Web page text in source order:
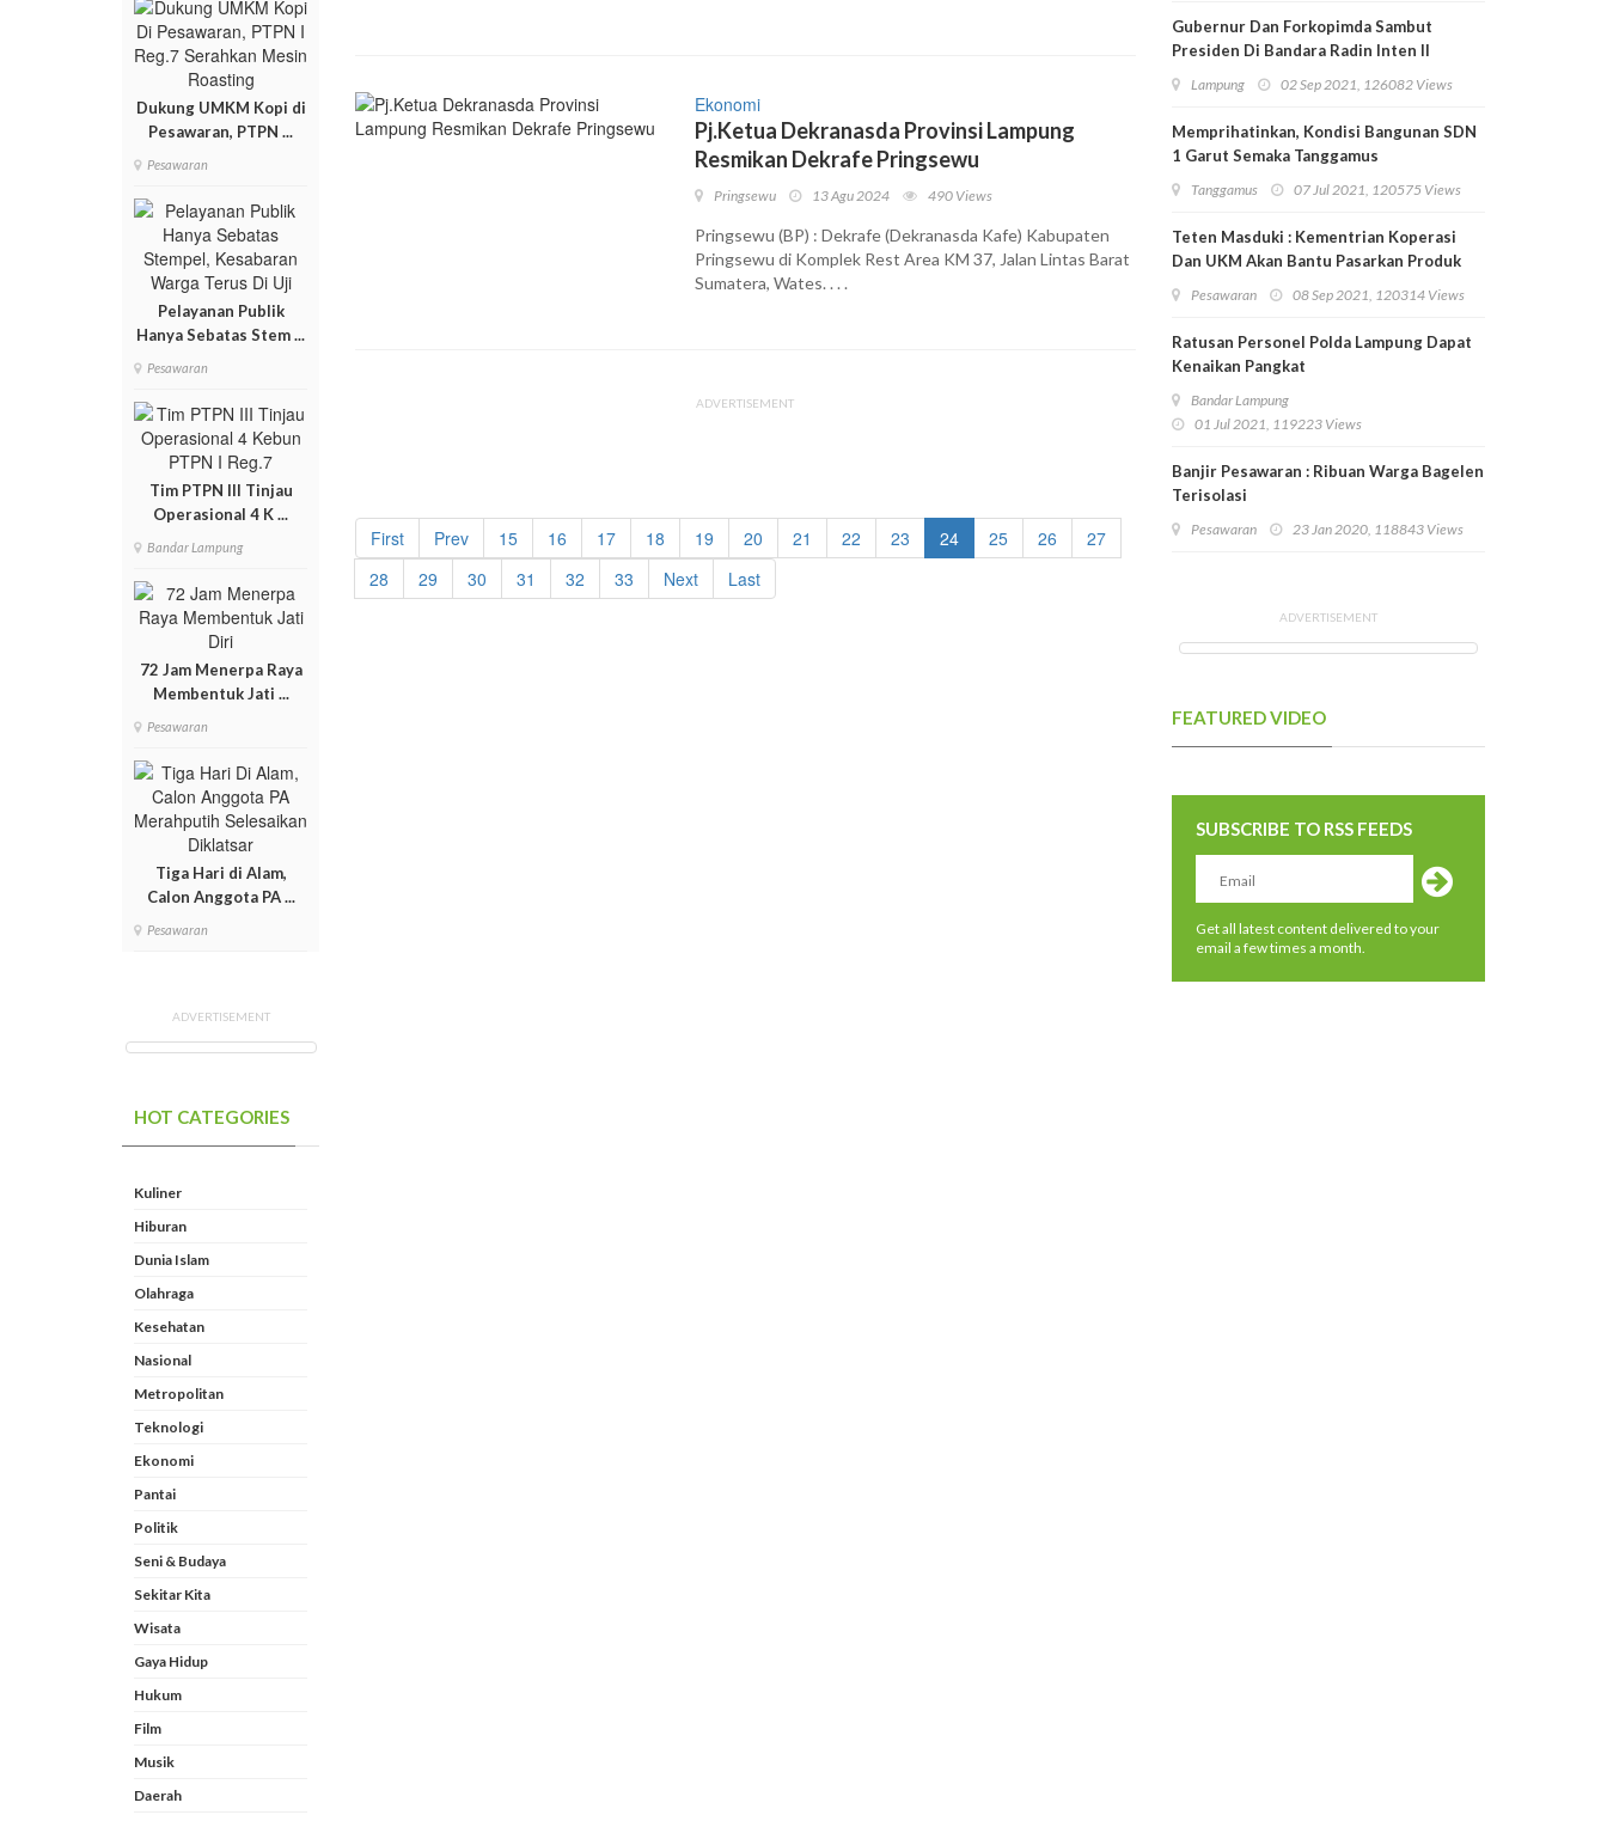
Dukung UMKM Kopi di
Pesawaran, PTPN ...
Pesawaran
Pelayanan Publik
Hanya Sebatas Stem ...
Pesawaran
Tim PTPN III Tinjau
Operasional 4 K ...
Bandar Lampung
72 Jam Menerpa Raya
Membentuk Jati ...
Pesawaran
Tiga Hari di Alam,
Calon Anggota PA ...
Pesawaran
ADVERTISEMENT
HOT CATEGORIES
Kuliner
Hiburan
Dunia Islam
Olahraga
Kesehatan
Nasional
Metropolitan
Teknologi
Ekonomi
Pantai
Politik
Seni & Budaya
Sekitar Kita
Wisata
Gaya Hidup
Hukum
Film
Musik
Daerah
Ekonomi
Pj.Ketua Dekranasda Provinsi Lampung
Resmikan Dekrafe Pringsewu
Pringsewu 13 Agu 2024 490 Views
Pringsewu (BP) : Dekrafe (Dekranasda Kafe) Kabupaten
Pringsewu di Komplek Rest Area KM 37, Jalan Lintas Barat
Sumatera, Wates. . . .
ADVERTISEMENT
First Prev 15 16 17 18 19 20 21 22 23 24 25 26
27
28
29 30 31 32 33 Next Last
Gubernur Dan Forkopimda Sambut
Presiden Di Bandara Radin Inten II
Lampung
Lampung 02 Sep 2021, 126082 Views
Memprihatinkan, Kondisi Bangunan SDN
1 Garut Semaka Tanggamus
Tanggamus 07 Jul 2021, 120575 Views
Teten Masduki : Kementrian Koperasi
Dan UKM Akan Bantu Pasarkan Produk
Pesawaran
Pesawaran 08 Sep 2021, 120314 Views
Ratusan Personel Polda Lampung Dapat
Kenaikan Pangkat
Bandar Lampung
01 Jul 2021, 119223 Views
Banjir Pesawaran : Ribuan Warga Bagelen
Terisolasi
Pesawaran 23 Jan 2020, 118843 Views
ADVERTISEMENT
FEATURED VIDEO
SUBSCRIBE TO RSS FEEDS
Get all latest content delivered to your
email a few times a month.